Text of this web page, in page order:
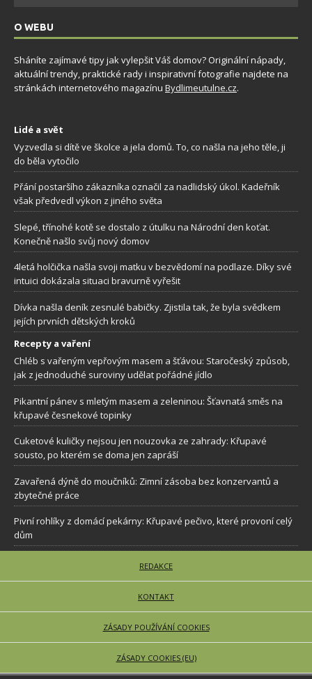
O WEBU
Sháníte zajímavé tipy jak vylepšit Váš domov? Originální nápady,
aktuální trendy, praktické rady i inspirativní fotografie najdete na
stránkách internetového magazínu Bydlimeutulne.cz.
Lidé a svět
Vyzvedla si dítě ve školce a jela domů. To, co našla na jeho těle, ji
do běla vytočilo
Přání postaršího zákazníka označil za nadlidský úkol. Kadeřník
však předvedl výkon z jiného světa
Slepé, třínohé kotě se dostalo z útulku na Národní den koťat.
Konečně našlo svůj nový domov
4letá holčička našla svoji matku v bezvědomí na podlaze. Díky své
intuici dokázala situaci bravurně vyřešit
Dívka našla deník zesnulé babičky. Zjistila tak, že byla svědkem
jejích prvních dětských kroků
Recepty a vaření
Chléb s vařeným vepřovým masem a šťávou: Staročeský způsob,
jak z jednoduché suroviny udělat pořádné jídlo
Pikantní pánev s mletým masem a zeleninou: Šťavnatá směs na
křupavé česnekové topinky
Cuketové kuličky nejsou jen nouzovka ze zahrady: Křupavé
sousto, po kterém se doma jen zapráší
Zavařená dýně do moučníků: Zimní zásoba bez konzervantů a
zbytečné práce
Pivní rohlíky z domácí pekárny: Křupavé pečivo, které provoní celý
dům
REDAKCE
KONTAKT
ZÁSADY POUŽÍVÁNÍ COOKIES
ZÁSADY COOKIES (EU)